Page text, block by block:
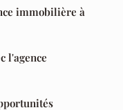
immobilière à
l'agence